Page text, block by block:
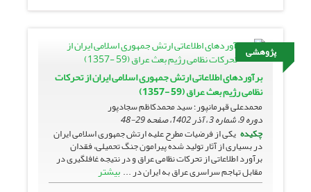
پژوهشی
برآوردهای اطلاعاتی ارتش جمهوری اسلامی ایران از تحرکات
نظامی رژیم بعث عراق (59 -1357)
محمدعلی قهرمانپور؛ سید محمدکاظم سجادپور
دوره 9، شماره 3 ، آذر 1402، صفحه
29-48
چکیده یکی از فرضیات مطرح علیه ارتش جمهوری اسلامی ایران
در بسیاری از آثار تولید شده پیرامون جنگ تحمیلی، فقدان
برآورد اطلاعاتی از تحرکات نظامی عراق و در نتیجه غافلگیری در
مقابل تهاجم سراسری عراق به ایران در ... بیشتر